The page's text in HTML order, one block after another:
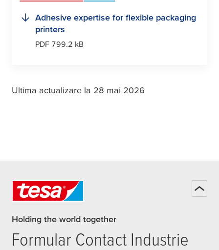
Adhesive expertise for flexible packaging
printers
PDF 799.2 kB
Ultima actualizare la 28 mai 2026
Holding the world together
Formular Contact Industrie